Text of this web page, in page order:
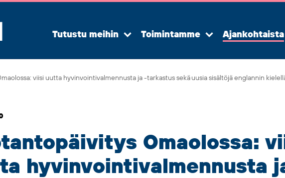
Tutustu meihin
AvaaToimintamme
AvaaAjankohtaista
ssa: viisi uutta hyvinvointivalmennusta ja -tarkastus sekä uusia sisältöjä englannin
Omaolossa:
hyvinvointivalmennusta